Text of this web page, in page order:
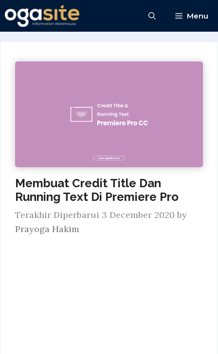
Skip
to
Menu
Membuat Credit Title Dan
Running Text Di Premiere Pro
3 December 2020 by
Prayoga Hakim